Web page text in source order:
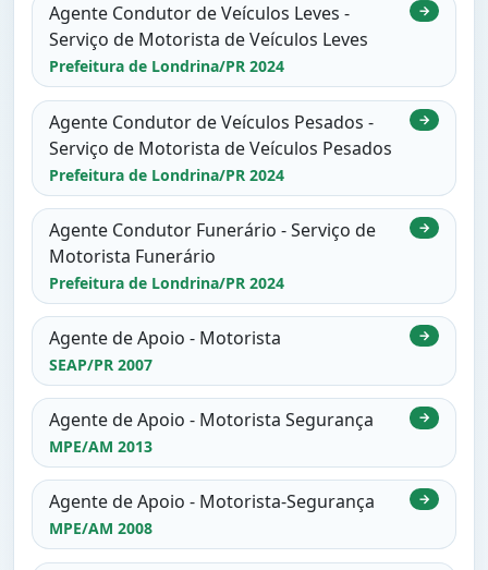
Agente Condutor de Veículos Leves -
Serviço de Motorista de Veículos Leves
Prefeitura de Londrina/PR 2024
→
Agente Condutor de Veículos Pesados -
Serviço de Motorista de Veículos Pesados
Prefeitura de Londrina/PR 2024
→
Agente Condutor Funerário - Serviço de
Motorista Funerário
Prefeitura de Londrina/PR 2024
→
Agente de Apoio - Motorista
SEAP/PR 2007
→
Agente de Apoio - Motorista Segurança
MPE/AM 2013
→
Agente de Apoio - Motorista-Segurança
MPE/AM 2008
→